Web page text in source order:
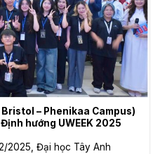
Bristol – Phenikaa Campus)
hướng UWEEK 2025
2025, Đại học Tây Anh